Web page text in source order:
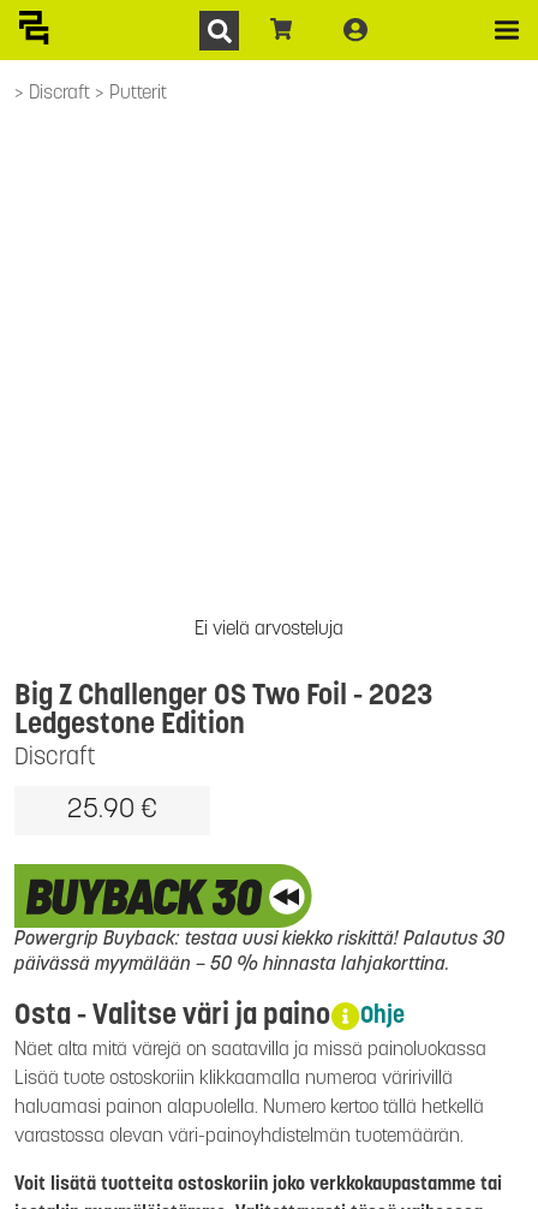
Discraft Putterit
Ei vielä arvosteluja
Discraft
Big Z Challenger OS Two Foil - 2023
Ledgestone Edition
25.90 €
Powergrip Buyback: testaa uusi kiekko riskittä! Palautus 30
päivässä myymälään – 50 % hinnasta lahjakorttina.
Osta - Valitse väri ja paino Ohje
Näet alta mitä värejä on saatavilla ja missä painoluokassa
Lisää tuote ostoskoriin klikkaamalla numeroa väririvillä
haluamasi painon alapuolella. Numero kertoo tällä hetkellä
varastossa olevan väri-painoyhdistelmän tuotemäärän.
Voit lisätä tuotteita ostoskoriin joko verkkokaupastamme tai